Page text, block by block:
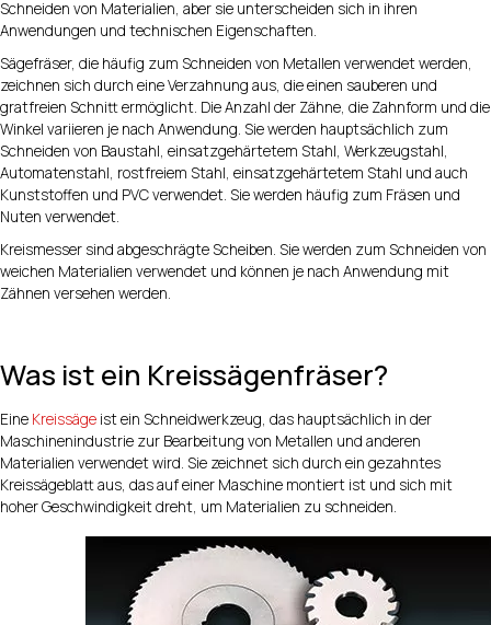
Schneiden von Materialien, aber sie unterscheiden sich in ihren
Anwendungen und technischen Eigenschaften.
Sägefräser, die häufig zum Schneiden von Metallen verwendet werden,
zeichnen sich durch eine Verzahnung aus, die einen sauberen und
gratfreien Schnitt ermöglicht. Die Anzahl der Zähne, die Zahnform und die
Winkel variieren je nach Anwendung. Sie werden hauptsächlich zum
Schneiden von Baustahl, einsatzgehärtetem Stahl, Werkzeugstahl,
Automatenstahl, rostfreiem Stahl, einsatzgehärtetem Stahl und auch
Kunststoffen und PVC verwendet. Sie werden häufig zum Fräsen und
Nuten verwendet.
Kreismesser sind abgeschrägte Scheiben. Sie werden zum Schneiden von
weichen Materialien verwendet und können je nach Anwendung mit
Zähnen versehen werden.
Was ist ein Kreissägenfräser?
Eine Kreissäge ist ein Schneidwerkzeug, das hauptsächlich in der
Maschinenindustrie zur Bearbeitung von Metallen und anderen
Materialien verwendet wird. Sie zeichnet sich durch ein gezahntes
Kreissägeblatt aus, das auf einer Maschine montiert ist und sich mit
hoher Geschwindigkeit dreht, um Materialien zu schneiden.